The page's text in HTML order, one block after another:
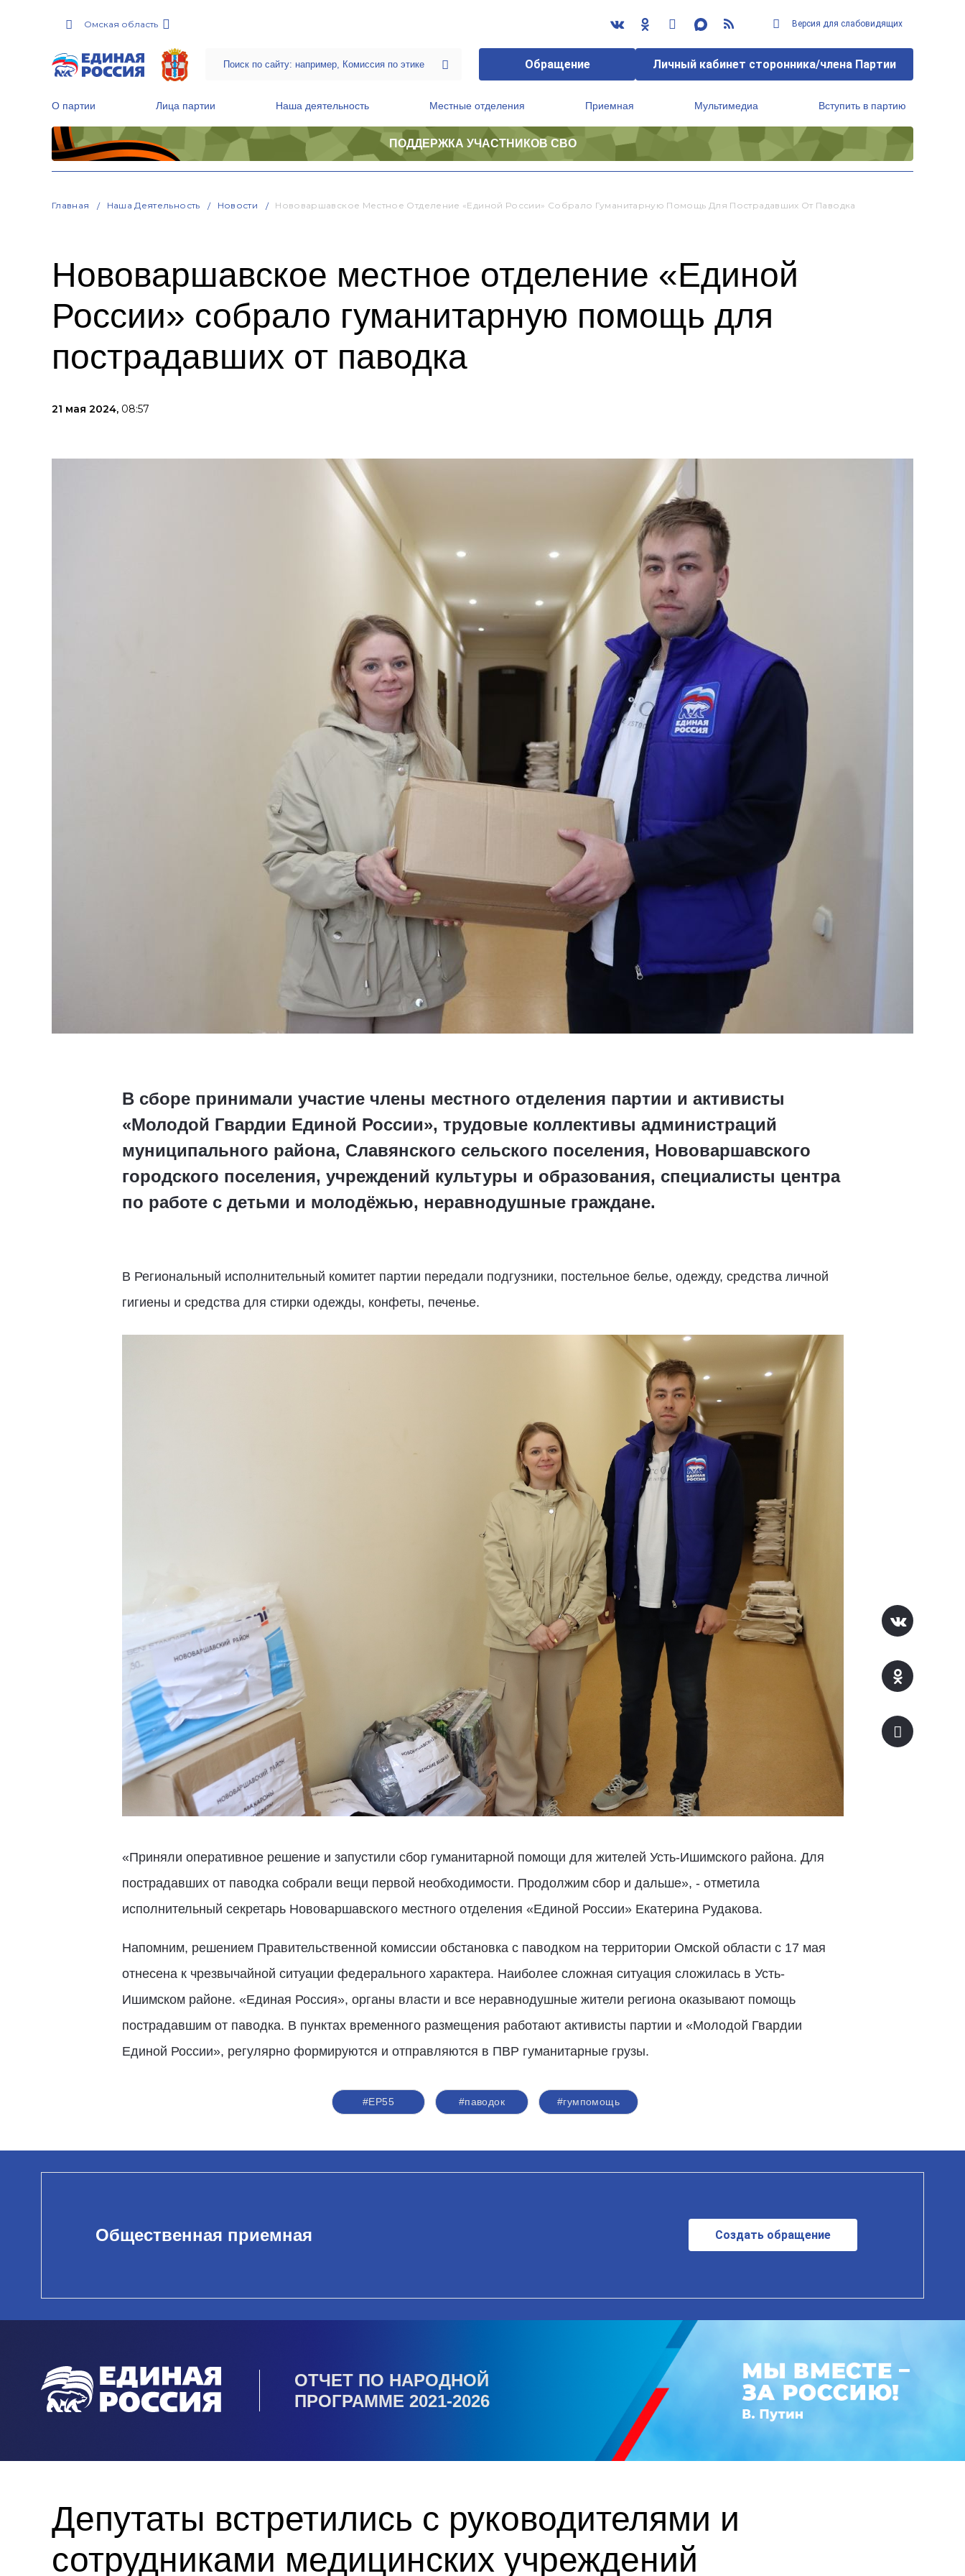
Омская область Версия для слабовидящих
Обращение Личный кабинет сторонника/члена Партии
О партии Лица партии Наша деятельность Местные отделения Приемная Мультимедиа Вступить в партию
ПОДДЕРЖКА УЧАСТНИКОВ СВО
Главная Наша Деятельность Новости Нововаршавское Местное Отделение «Единой России» Собрало Гуманитарную Помощь Для Пострадавших От Паводка
Нововаршавское местное отделение «Единой
России» собрало гуманитарную помощь для
пострадавших от паводка
21 мая 2024, 08:57
В сборе принимали участие члены местного отделения партии и активисты
«Молодой Гвардии Единой России», трудовые коллективы администраций
муниципального района, Славянского сельского поселения, Нововаршавского
городского поселения, учреждений культуры и образования, специалисты центра
по работе с детьми и молодёжью, неравнодушные граждане.
В Региональный исполнительный комитет партии передали подгузники, постельное белье, одежду, средства личной
гигиены и средства для стирки одежды, конфеты, печенье.
«Приняли оперативное решение и запустили сбор гуманитарной помощи для жителей Усть-Ишимского района. Для
пострадавших от паводка собрали вещи первой необходимости. Продолжим сбор и дальше», - отметила
исполнительный секретарь Нововаршавского местного отделения «Единой России» Екатерина Рудакова.
Напомним, решением Правительственной комиссии обстановка с паводком на территории Омской области с 17 мая
отнесена к чрезвычайной ситуации федерального характера. Наиболее сложная ситуация сложилась в Усть-
Ишимском районе. «Единая Россия», органы власти и все неравнодушные жители региона оказывают помощь
пострадавшим от паводка. В пунктах временного размещения работают активисты партии и «Молодой Гвардии
Единой России», регулярно формируются и отправляются в ПВР гуманитарные грузы.
#ЕР55 #паводок #гумпомощь
Общественная приемная Создать обращение
ОТЧЕТ ПО НАРОДНОЙ
ПРОГРАММЕ 2021-2026
Депутаты встретились с руководителями и
сотрудниками медицинских учреждений